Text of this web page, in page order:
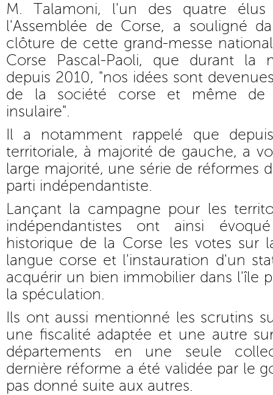
M. Talamoni, l'un des quatre élus
l'Assemblée de Corse, a souligné
clôture de cette grand-messe
Corse Pascal-Paoli, que durant la
depuis 2010, "nos idées sont
de la société corse et même de
insulaire".
Il a notamment rappelé que
territoriale, à majorité de gauche, a
large majorité, une série de réformes
parti indépendantiste.
Lançant la campagne pour les
indépendantistes ont ainsi
historique de la Corse les votes sur
langue corse et l'instauration d'un
acquérir un bien immobilier dans l'île
la spéculation.
Ils ont aussi mentionné les scrutins
une fiscalité adaptée et une autre
départements en une seule
dernière réforme a été validée par le
pas donné suite aux autres.